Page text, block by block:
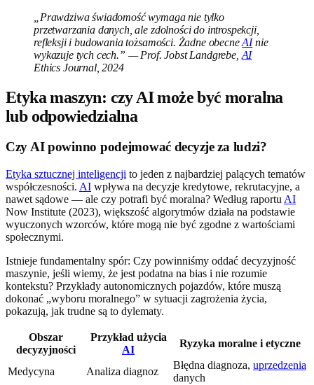
„Prawdziwa świadomość wymaga nie tylko
przetwarzania danych, ale zdolności do introspekcji,
refleksji i budowania tożsamości. Żadne obecneAInie
wykazuje tych cech.” — Prof. Jobst Landgrebe, AI
Ethics Journal, 2024
Etyka maszyn: czy AI może być moralna
lub odpowiedzialna
Czy AI powinno podejmować decyzje za ludzi?
Etyka sztucznej inteligencji to jeden z najbardziej palących tematów
współczesności. AI wpływa na decyzje kredytowe, rekrutacyjne, a
nawet sądowe — ale czy potrafi być moralna? Według raportu AI
Now Institute (2023), większość algorytmów działa na podstawie
wyuczonych wzorców, które mogą nie być zgodne z wartościami
społecznymi.
Istnieje fundamentalny spór: Czy powinniśmy oddać decyzyjność
maszynie, jeśli wiemy, że jest podatna na bias i nie rozumie
kontekstu? Przykłady autonomicznych pojazdów, które muszą
dokonać „wyboru moralnego” w sytuacji zagrożenia życia,
pokazują, jak trudne są to dylematy.
Obszar
decyzyjności
Przykład użycia
AI
Ryzyka moralne i etyczne
Medycyna Analiza diagnoz
Błędna diagnoza, uprzedzenia
danych